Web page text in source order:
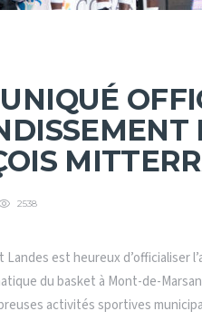
2538
Landes est heureux d’officialiser
du basket à Mont-de-
activités sportives